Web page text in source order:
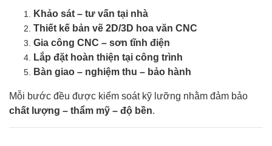
Khảo sát – tư vấn tại nhà
Thiết kế bản vẽ 2D/3D hoa văn CNC
Gia công CNC – sơn tĩnh điện
Lắp đặt hoàn thiện tại công trình
Bàn giao – nghiệm thu – bảo hành
Mỗi bước đều được kiểm soát kỹ lưỡng nhằm đảm bảo
chất lượng – thẩm mỹ – độ bền.